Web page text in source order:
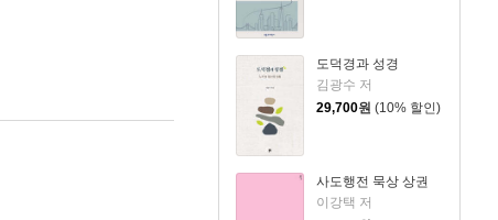
도덕경과 성경
김광수 저
29,700원 (10% 할인)
사도행전 묵상 상권
이강택 저